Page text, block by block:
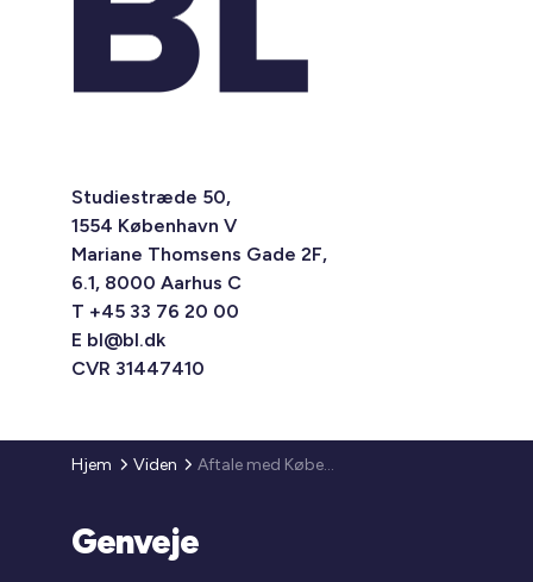
Studiestræde 50,
1554 København V
Mariane Thomsens Gade 2F,
6.1, 8000 Aarhus C
T +45 33 76 20 00
E bl@bl.dk
CVR 31447410
Hjem Viden Aftale med Københavns Kommune
Genveje